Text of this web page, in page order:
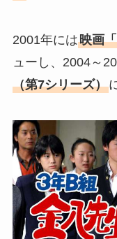
2001年には映画
ューし、2004～
（第7シリーズ）